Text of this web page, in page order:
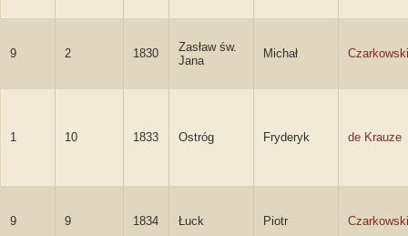
9 2 1830
Zasław św.
Jana
Michał Czarkowski
1 10 1833 Ostróg Fryderyk de Krauze
9 9 1834 Łuck Piotr Czarkowski